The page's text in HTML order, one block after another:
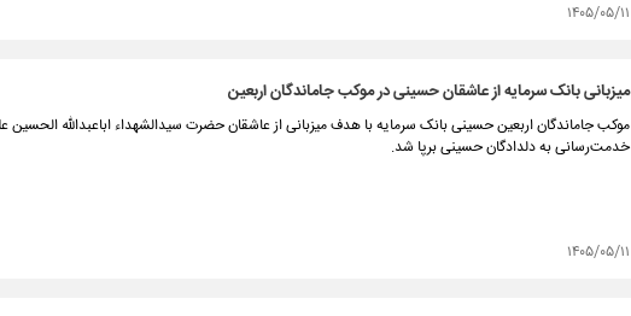
۱۴۰۵/۰۵/۱۱
میزبانی بانک سرمایه از عاشقان حسینی در موکب جاماندگان اربعین
موکب جاماندگان اربعین حسینی بانک سرمایه با هدف میزبانی از عاشقان حضرت سیدالشهداء اباعبدالله الحسین
خدمت‌رسانی به دلدادگان حسینی برپا شد.
۱۴۰۵/۰۵/۱۱